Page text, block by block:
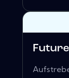
Future